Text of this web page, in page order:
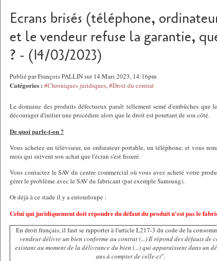
Ecrans brisés (téléphone,
et le vendeur refuse la garantie,
? - (14/03/2023)
Publié par François PALLIN sur 14 Mars 2023, 14:16pm
Catégories : #Chroniques juridiques,#Droit du contrat
Le domaine des produits défectueux paraît tellement semé d'embûches que
décourager d'initier une procédure alors que le droit est pourtant de son côté.
De quoi parle-t-on ?
Vous achetez un téléviseur, un ordinateur portable, un téléphone, et vous
mois qui suivent son achat que l'écran s'est fissuré.
Vous contactez le SAV du centre commercial où vous avez acheté votre
gérer le problème avec le SAV du fabricant (par exemple Samsung).
Or déjà à ce stade il y a entourloupe :
Celui qui juridiquement doit répondre du défaut du produit n'est pas le
En droit français, il faut se rapporter à l'article L217-3 du code de la
vendeur délivre un bien conforme au contrat (...) Il répond des défauts de
existant au moment de la délivrance du bien (...) qui apparaissent dans un
ans à compter de celle-ci".